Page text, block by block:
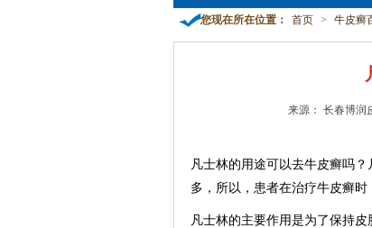
您现在所在位置： 首页 > 牛皮癣
来源： 长春博润
凡士林的用途可以去牛皮癣吗
多，所以，患者在治疗牛皮癣时
凡士林的主要作用是为了保持